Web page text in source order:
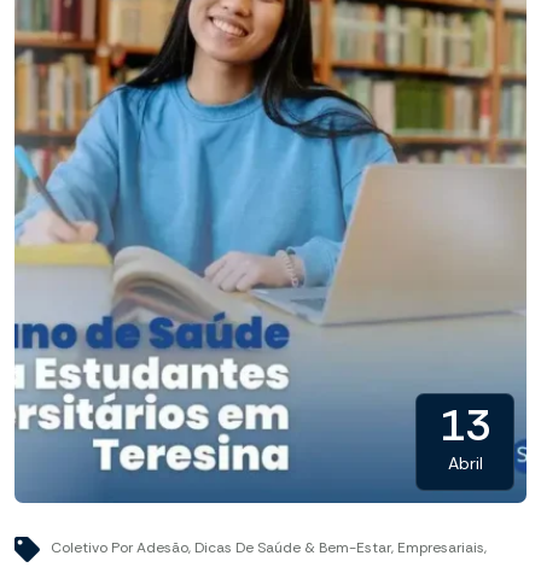
13
Abril
Coletivo Por Adesão, Dicas De Saúde & Bem-Estar, Empresariais,